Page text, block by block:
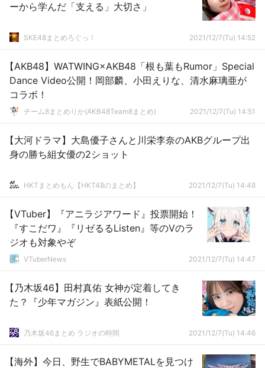
ーから学んだ「支える」大切さ」
SKE48まとめろぐっ！ 2021/12/7(Tu) 14:52
【AKB48】WATWING×AKB48「根も葉もRumor」Special
Dance Video公開！岡部麟、小田えりな、清水麻璃亜が
コラボ！
チーム8まとめりか(AKB48Team8まとめ) 2021/12/7(Tu) 14:51
【大河ドラマ】大島優子さんと川栄李奈のAKBグループ出
身の勝ち組女優の2ショット
HKTまとめもん【HKT48のまとめ】 2021/12/7(Tu) 14:48
【VTuber】『アニラジアワード』投票開始！
『すこだワ』『リゼるるListen』等のVのラ
ジオも対象やぞ
VTuberNews 2021/12/7(Tu) 14:47
【乃木坂46】田村真佑 女神が定着してき
た？『少年マガジン』表紙公開！
乃木坂46まとめ ラジオの時間 2021/12/7(Tu) 14:46
【海外】今日、野生でBABYMETALを見つけ